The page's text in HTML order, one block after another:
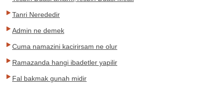
Tanri Nerededir
Admin ne demek
Cuma namazini kacirirsam ne olur
Ramazanda hangi ibadetler yapilir
Fal bakmak gunah midir